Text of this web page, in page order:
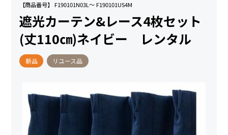
【商品番号】 F190101N03L～ F190101US4M
遮光カーテン&レース4枚セット
(丈110㎝)ネイビー レンタル
新品 リユース品